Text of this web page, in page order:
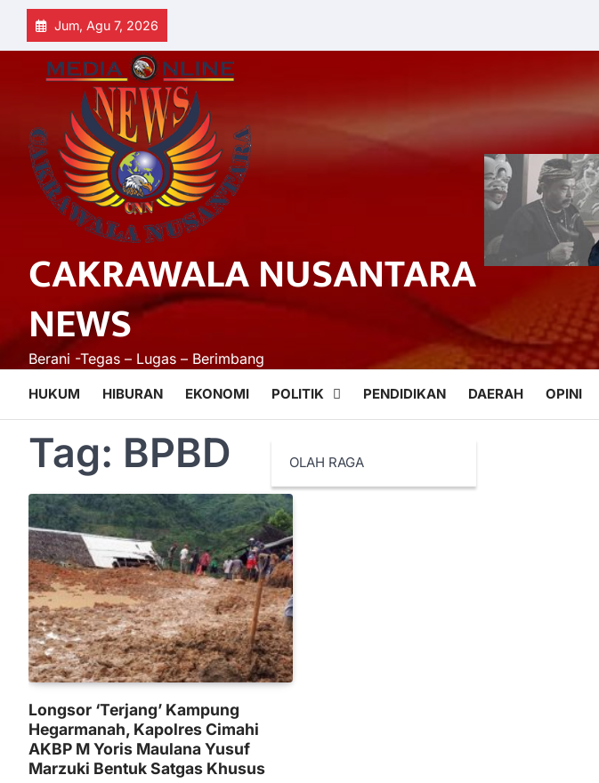
Skip
content
Jum, Agu 7, 2026
CAKRAWALA NUSANTARA
NEWS
Berani -Tegas – Lugas – Berimbang
HUKUM HIBURAN EKONOMI POLITIK
OLAH RAGA
PENDIDIKAN DAERAH OPINI
Tag: BPBD
Longsor ‘Terjang’ Kampung
Hegarmanah, Kapolres Cimahi
AKBP M Yoris Maulana Yusuf
Marzuki Bentuk Satgas Khusus